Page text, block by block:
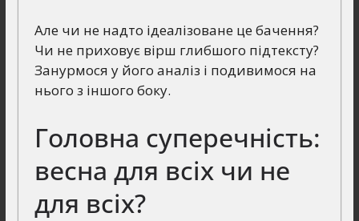
Але чи не надто ідеалізоване це бачення?
Чи не приховує вірш глибшого підтексту?
Занурмося у його аналіз і подивимося на
нього з іншого боку.
Головна суперечність:
весна для всіх чи не
для всіх?